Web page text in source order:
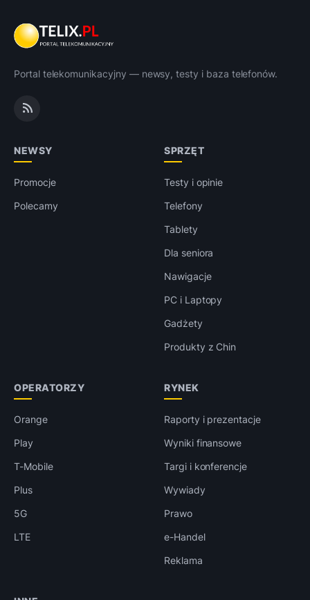
Portal telekomunikacyjny — newsy, testy i baza telefonów.
NEWSY
Promocje
Polecamy
SPRZĘT
Testy i opinie
Telefony
Tablety
Dla seniora
Nawigacje
PC i Laptopy
Gadżety
Produkty z Chin
OPERATORZY
Orange
Play
T-Mobile
Plus
5G
LTE
RYNEK
Raporty i prezentacje
Wyniki finansowe
Targi i konferencje
Wywiady
Prawo
e-Handel
Reklama